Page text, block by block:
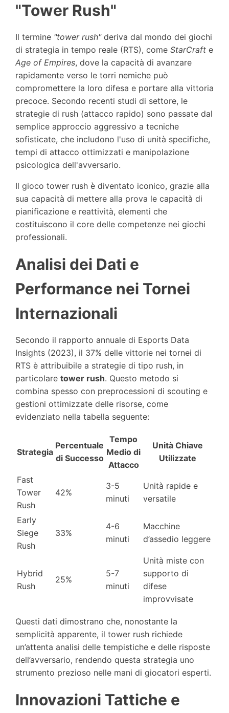
"Tower Rush"
Il termine "tower rush"deriva dal mondo dei giochi
di strategia in tempo reale (RTS), come StarCraft e
Age of Empires, dove la capacità di avanzare
rapidamente verso le torri nemiche può
compromettere la loro difesa e portare alla vittoria
precoce. Secondo recenti studi di settore, le
strategie di rush (attacco rapido) sono passate dal
semplice approccio aggressivo a tecniche
sofisticate, che includono l'uso di unità specifiche,
tempi di attacco ottimizzati e manipolazione
psicologica dell'avversario.
Il gioco tower rush è diventato iconico, grazie alla
sua capacità di mettere alla prova le capacità di
pianificazione e reattività, elementi che
costituiscono il core delle competenze nei giochi
professionali.
Analisi dei Dati e
Performance nei Tornei
Internazionali
Secondo il rapporto annuale di Esports Data
Insights (2023), il 37% delle vittorie nei tornei di
RTS è attribuibile a strategie di tipo rush, in
particolare tower rush. Questo metodo si
combina spesso con preprocessioni di scouting e
gestioni ottimizzate delle risorse, come
evidenziato nella tabella seguente:
Strategia
Percentuale
di Successo
Tempo
Medio di
Attacco
Unità Chiave
Utilizzate
Fast
Tower
Rush
42%
3-5
minuti
Unità rapide e
versatile
Early
Siege
Rush
33%
4-6
minuti
Macchine
d’assedio leggere
Hybrid
Rush
25%
5-7
minuti
Unità miste con
supporto di
difese
improvvisate
Questi dati dimostrano che, nonostante la
semplicità apparente, il tower rush richiede
un’attenta analisi delle tempistiche e delle risposte
dell’avversario, rendendo questa strategia uno
strumento prezioso nelle mani di giocatori esperti.
Innovazioni Tattiche e